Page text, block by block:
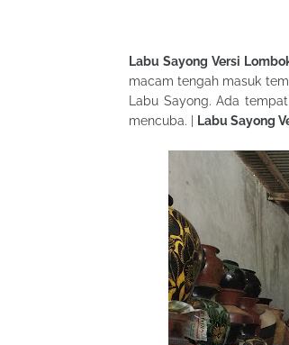
Labu Sayong Versi
macam tengah masuk
Labu Sayong. Ada
mencuba. |
Labu Sayong